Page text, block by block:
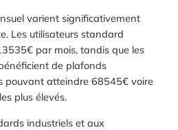
varient significativement
Les utilisateurs standard
par mois, tandis que les
de plafonds
pouvant atteindre 68545€ voire
plus élevés.
industriels et aux